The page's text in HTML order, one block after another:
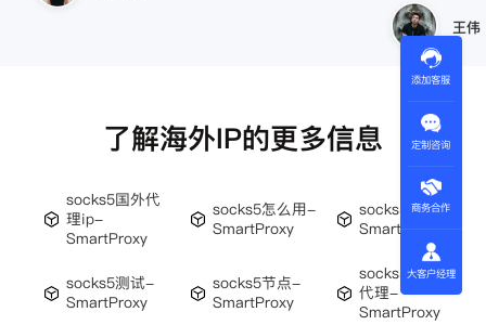
王伟
了解海外IP的更多信息
socks5国外代
理ip-
SmartProxy
socks5怎么用-
SmartProxy
socks5是什么-
SmartProxy
socks5测试-
SmartProxy
socks5节点-
SmartProxy
socks5转http
代理-
SmartProxy
添加客服
定制咨询
商务合作
大客户经理